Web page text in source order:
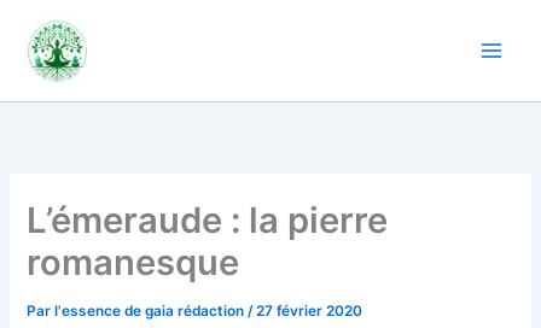
contenu
L’émeraude : la pierre
romanesque
Par l'essence de gaia rédaction/27 février 2020